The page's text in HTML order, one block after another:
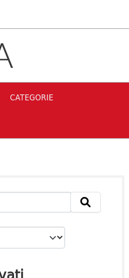
CATEGORIE